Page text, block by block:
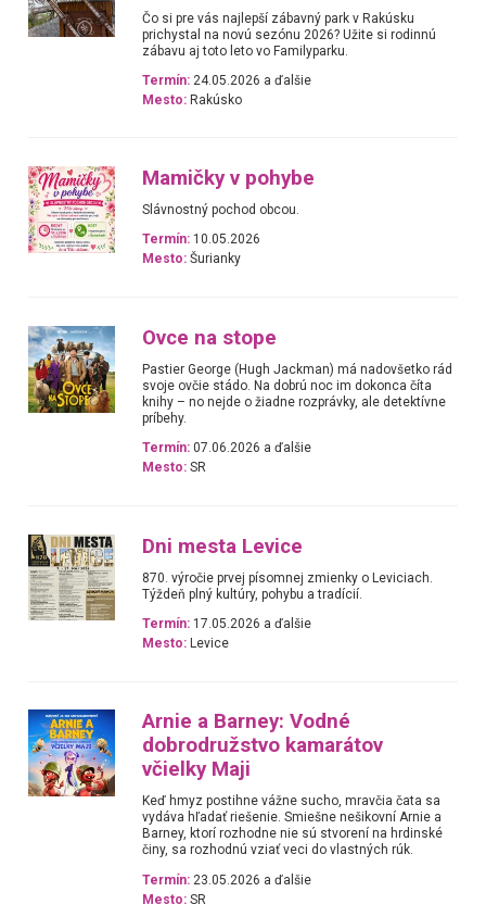
Čo si pre vás najlepší zábavný park v Rakúsku
prichystal na novú sezónu 2026? Užite si rodinnú
zábavu aj toto leto vo Familyparku.
Termín: 24.05.2026 a ďalšie
Mesto: Rakúsko
Mamičky v pohybe
Slávnostný pochod obcou.
Termín: 10.05.2026
Mesto: Šurianky
Ovce na stope
Pastier George (Hugh Jackman) má nadovšetko rád
svoje ovčie stádo. Na dobrú noc im dokonca číta
knihy – no nejde o žiadne rozprávky, ale detektívne
príbehy.
Termín: 07.06.2026 a ďalšie
Mesto: SR
Dni mesta Levice
870. výročie prvej písomnej zmienky o Leviciach.
Týždeň plný kultúry, pohybu a tradícií.
Termín: 17.05.2026 a ďalšie
Mesto: Levice
Arnie a Barney: Vodné
dobrodružstvo kamarátov
včielky Maji
Keď hmyz postihne vážne sucho, mravčia čata sa
vydáva hľadať riešenie. Smiešne nešikovní Arnie a
Barney, ktorí rozhodne nie sú stvorení na hrdinské
činy, sa rozhodnú vziať veci do vlastných rúk.
Termín: 23.05.2026 a ďalšie
Mesto: SR